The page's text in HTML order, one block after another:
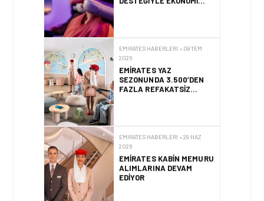
EMIRATES YAZ
SEZONUNDA 3.500’DEN
ÇOCUĞU GÜVENLE
SEYAHAT ETTIRECEK
EMIRATES KABIN MEMURU
ALIMLARINA DEVAM